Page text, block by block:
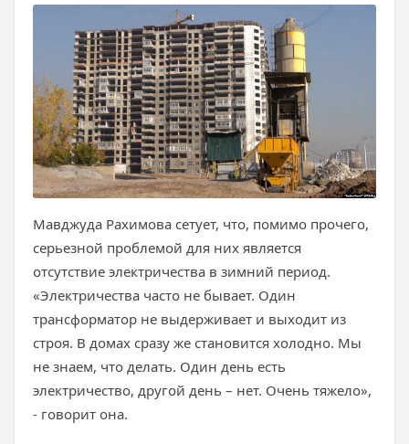
Мавджуда Рахимова сетует, что, помимо прочего,
серьезной проблемой для них является
отсутствие электричества в зимний период.
«Электричества часто не бывает. Один
трансформатор не выдерживает и выходит из
строя. В домах сразу же становится холодно. Мы
не знаем, что делать. Один день есть
электричество, другой день – нет. Очень тяжело»,
- говорит она.